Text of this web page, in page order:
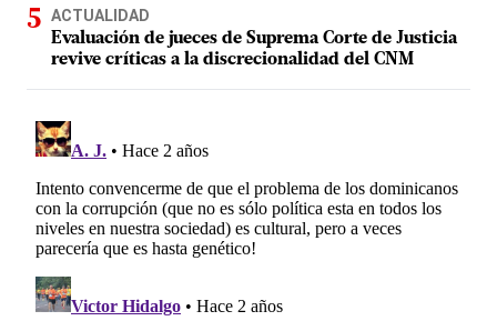
ACTUALIDAD
Evaluación de jueces de Suprema Corte de Justicia
revive críticas a la discrecionalidad del CNM